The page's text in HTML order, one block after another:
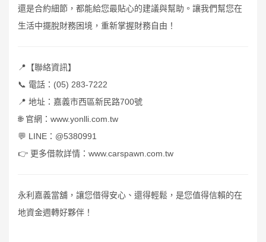
還是合約細節，都能給您最貼心的建議與幫助。讓我們幫您在
生活中擺脫財務困境，重新掌握財務自由！
📍 【聯絡資訊】
📞 電話： (05) 283-7222
📍 地址：嘉義市西區新民路700號
🌐 官網： www.yonlli.com.tw
💬 LINE ： @5380991
👉 更多借款詳情： www.carspawn.com.tw
永利嘉義當舖，讓您借得安心、還得輕鬆，是您值得信賴的在
地資金週轉好夥伴！